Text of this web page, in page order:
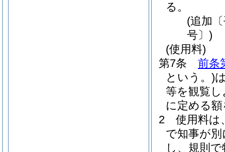
る。
(追加
号〕)
(使用料)
第7条
前条
という。)
等を観覧
に定める
2
使用料は
で知事が
し、規則